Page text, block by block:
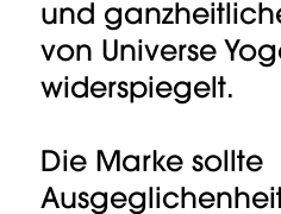
und
von Universe
widerspiegelt.
Die Marke sollte